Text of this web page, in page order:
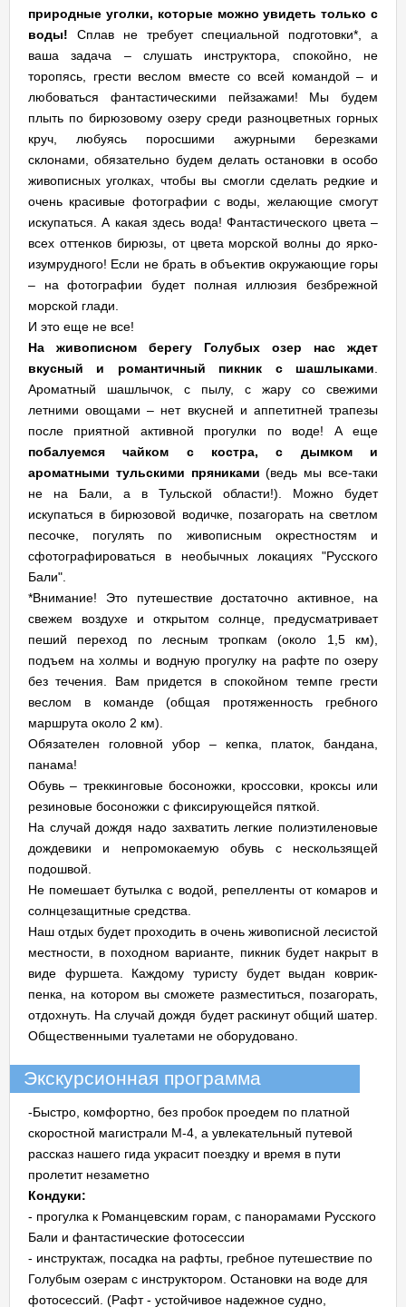
природные уголки, которые можно увидеть только с
воды! Сплав не требует специальной подготовки*, а
ваша задача – слушать инструктора, спокойно, не
торопясь, грести веслом вместе со всей командой – и
любоваться фантастическими пейзажами! Мы будем
плыть по бирюзовому озеру среди разноцветных горных
круч, любуясь поросшими ажурными березками
склонами, обязательно будем делать остановки в особо
живописных уголках, чтобы вы смогли сделать редкие и
очень красивые фотографии с воды, желающие смогут
искупаться. А какая здесь вода! Фантастического цвета –
всех оттенков бирюзы, от цвета морской волны до ярко-
изумрудного! Если не брать в объектив окружающие горы
– на фотографии будет полная иллюзия безбрежной
морской глади.
И это еще не все!
На живописном берегу Голубых озер нас ждет
вкусный и романтичный пикник с шашлыками
Ароматный шашлычок, с пылу, с жару со свежими
летними овощами – нет вкусней и аппетитней трапезы
после приятной активной прогулки по воде! А еще
побалуемся чайком с костра, с дымком и
ароматными тульскими пряниками (ведь мы все-таки
не на Бали, а в Тульской области!). Можно будет
искупаться в бирюзовой водичке, позагорать на светлом
песочке, погулять по живописным окрестностям и
сфотографироваться в необычных локациях "Русского
Бали".
*Внимание! Это путешествие достаточно активное, на
свежем воздухе и открытом солнце, предусматривает
пеший переход по лесным тропкам (около 1,5 км),
подъем на холмы и водную прогулку на рафте по озеру
без течения. Вам придется в спокойном темпе грести
веслом в команде (общая протяженность гребного
маршрута около 2 км).
Обязателен головной убор – кепка, платок, бандана,
панама!
Обувь – треккинговые босоножки, кроссовки, кроксы или
резиновые босоножки с фиксирующейся пяткой.
На случай дождя надо захватить легкие полиэтиленовые
дождевики и непромокаемую обувь с нескользящей
подошвой.
Не помешает бутылка с водой, репелленты от комаров и
солнцезащитные средства.
Наш отдых будет проходить в очень живописной лесистой
местности, в походном варианте, пикник будет накрыт в
виде фуршета. Каждому туристу будет выдан коврик-
пенка, на котором вы сможете разместиться, позагорать,
отдохнуть. На случай дождя будет раскинут общий шатер.
Общественными туалетами не оборудовано.
Экскурсионная программа
-Быстро, комфортно, без пробок проедем по платной
скоростной магистрали M-4, а увлекательный путевой
рассказ нашего гида украсит поездку и время в пути
пролетит незаметно
Кондуки:
- прогулка к Романцевским горам, с панорамами Русского
Бали и фантастические фотосессии
- инструктаж, посадка на рафты, гребное путешествие по
Голубым озерам с инструктором. Остановки на воде для
фотосессий. (Рафт - устойчивое надежное судно,